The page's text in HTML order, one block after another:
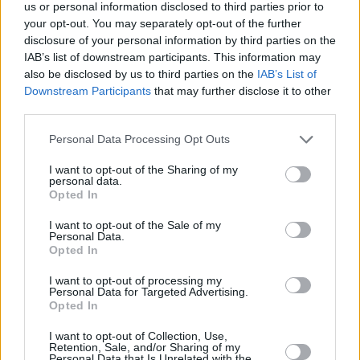
us or personal information disclosed to third parties prior to
your opt-out. You may separately opt-out of the further
disclosure of your personal information by third parties on the
IAB’s list of downstream participants. This information may
also be disclosed by us to third parties on the IAB’s List of
Downstream Participants that may further disclose it to other
Please note that this website/app uses one or more Google
not limited to your visit or usage behaviour. You may click to
grant or deny consent to Google and its third-party tags to
use your data for below specified purposes in below Google
consent section.
Personal Data Processing Opt Outs
I want to opt-out of the Sharing of my
personal data.
Opted In
I want to opt-out of the Sale of my
Personal Data.
Opted In
I want to opt-out of processing my
Personal Data for Targeted Advertising.
Opted In
I want to opt-out of Collection, Use,
Retention, Sale, and/or Sharing of my
Da Reformen im öffentlichen Bildungswesen Jahre brauchen,
um Ergebnisse zu erzielen, schlugen Experten vor, dass
Erwachsenenbildung und berufliche Weiterbildung den
schnellsten Weg zur Verbesserung der Qualifikationen der
Arbeitskräfte bieten.
Derzeit nehmen nur 9,6 % der Ungarn an berufsbegleitenden
Bildungsmaßnahmen teil, womit das Land zu den Ländern
Der Datenwissenschaftler Károly Bozsonyi, Vizerektor der
mögliche Lösung hin: ältere Arbeitnehmer länger im
Erwerbsleben zu halten.
Er wies darauf hin, dass die Generation X derzeit das
Rückgrat des ungarischen Arbeitsmarktes bildet, viele
Angehörige dieser Generation jedoch innerhalb der nächsten
Generation Z zahlenmäßig kleiner ist, wird es weniger
Arbeitskräfte geben, die sie ersetzen können.